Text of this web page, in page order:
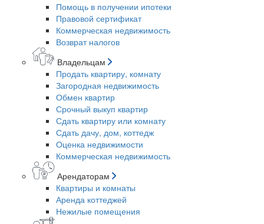
Помощь в получении ипотеки
Правовой сертификат
Коммерческая недвижимость
Возврат налогов
Владельцам
Продать квартиру, комнату
Загородная недвижимость
Обмен квартир
Срочный выкуп квартир
Сдать квартиру или комнату
Сдать дачу, дом, коттедж
Оценка недвижимости
Коммерческая недвижимость
Арендаторам
Квартиры и комнаты
Аренда коттеджей
Нежилые помещения